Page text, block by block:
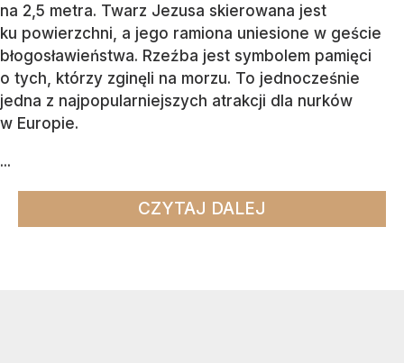
na 2,5 metra. Twarz Jezusa skierowana jest
ku powierzchni, a jego ramiona uniesione w geście
błogosławieństwa. Rzeźba jest symbolem pamięci
o tych, którzy zginęli na morzu. To jednocześnie
jedna z najpopularniejszych atrakcji dla nurków
w Europie.
...
CZYTAJ DALEJ